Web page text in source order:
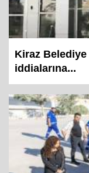
Kiraz Belediye
iddialarına...